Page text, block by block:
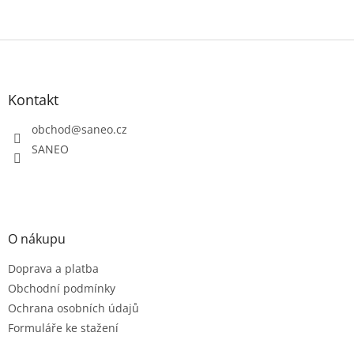
Z
Kontakt
obchod@saneo.cz
SANEO
O nákupu
Doprava a platba
Obchodní podmínky
Ochrana osobních údajů
Formuláře ke stažení